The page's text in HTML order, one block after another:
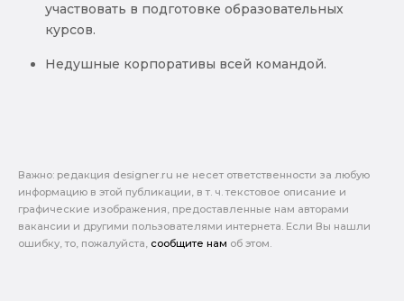
участвовать в подготовке образовательных
курсов.
Недушные корпоративы всей командой.
Важно: pедакция designer.ru не несет ответственности за любую
информацию в этой публикации, в т. ч. текстовое описание и
графические изображения, предоставленные нам авторами
вакансии и другими пользователями интернета. Если Вы нашли
ошибку, то, пожалуйста, сообщите нам об этом.